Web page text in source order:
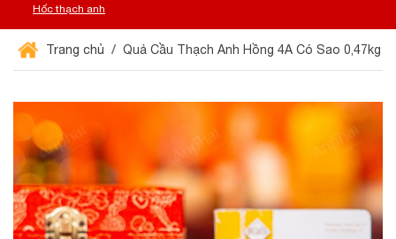
Hốc thạch anh
Trang chủ Quả Cầu Thạch Anh Hồng 4A Có Sao 0,47kg